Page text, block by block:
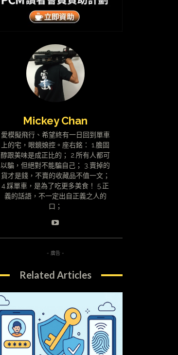
Mickey Chan
愛模擬飛行、希望終有一日回到單車
上的宅，眼鏡娘控。座右銘： 1.膽固
醇跟美味是成正比的； 2.所有人都可
以騙，但絕對不能騙自己； 3.賣掉的
貨才是錢，不賣的收藏品不值一文；
4.踩單車，是為了吃更多美食！ 5.正
義的話語，不一定出自正義之人的
口；
- 廣告 -
Related Articles